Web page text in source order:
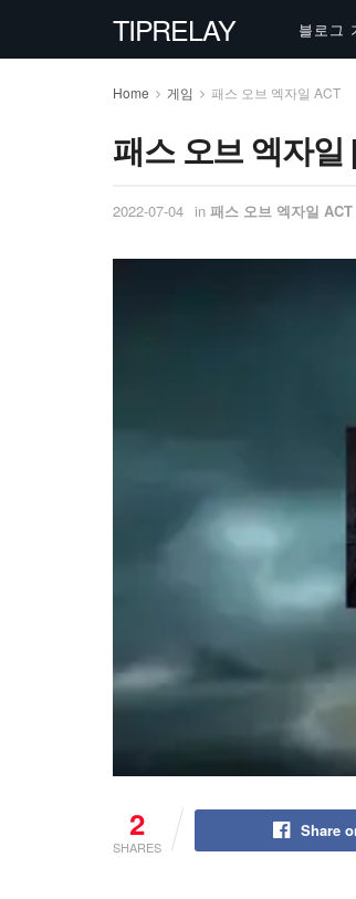
TIPRELAY 블로그
Home 게임 패스 오브 엑자일 ACT
패스 오브 엑자
2022-07-04 in 패스 오브 엑자일 ACT
2
SHARES
Share